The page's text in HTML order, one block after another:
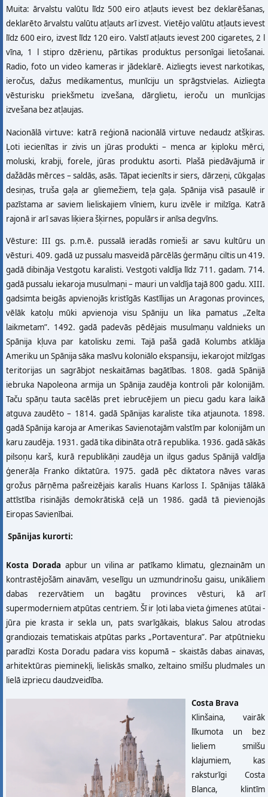
Muita: ārvalstu valūtu līdz 500 eiro atļauts ievest bez deklarēšanas,
deklarēto ārvalstu valūtu atļauts arī izvest. Vietējo valūtu atļauts ievest
līdz 600 eiro, izvest līdz 120 eiro. Valstī atļauts ievest 200 cigaretes, 2 l
vīna, 1 l stipro dzērienu, pārtikas produktus personīgai lietošanai.
Radio, foto un video kameras ir jādeklarē. Aizliegts ievest narkotikas,
ieročus, dažus medikamentus, munīciju un sprāgstvielas. Aizliegta
vēsturisku priekšmetu izvešana, dārglietu, ieroču un munīcijas
izvešana bez atļaujas.
Nacionālā virtuve: katrā reģionā nacionālā virtuve nedaudz atšķiras.
Ļoti iecienītas ir zivis un jūras produkti – menca ar ķiploku mērci,
moluski, krabji, forele, jūras produktu asorti. Plašā piedāvājumā ir
dažādās mērces – saldās, asās. Tāpat iecienīts ir siers, dārzeņi, cūkgaļas
desiņas, truša gaļa ar gliemežiem, teļa gaļa. Spānija visā pasaulē ir
pazīstama ar saviem lieliskajiem vīniem, kuru izvēle ir milzīga. Katrā
rajonā ir arī savas liķiera šķirnes, populārs ir anīsa degvīns.
Vēsture: III gs. p.m.ē. pussalā ieradās romieši ar savu kultūru un
vēsturi. 409. gadā uz pussalu masveidā pārcēlās ģermāņu ciltis un 419.
gadā dibināja Vestgotu karalisti. Vestgoti valdīja līdz 711. gadam. 714.
gadā pussalu iekaroja musulmaņi – mauri un valdīja tajā 800 gadu. XIII.
gadsimta beigās apvienojās kristīgās Kastīlijas un Aragonas provinces,
vēlāk katoļu mūki apvienoja visu Spāniju un lika pamatus „Zelta
laikmetam”. 1492. gadā padevās pēdējais musulmaņu valdnieks un
Spānija kļuva par katolisku zemi. Tajā pašā gadā Kolumbs atklāja
Ameriku un Spānija sāka masīvu koloniālo ekspansiju, iekarojot milzīgas
teritorijas un sagrābjot neskaitāmas bagātības. 1808. gadā Spānijā
iebruka Napoleona armija un Spānija zaudēja kontroli pār kolonijām.
Taču spāņu tauta sacēlās pret iebrucējiem un piecu gadu kara laikā
atguva zaudēto – 1814. gadā Spānijas karaliste tika atjaunota. 1898.
gadā Spānija karoja ar Amerikas Savienotajām valstīm par kolonijām un
karu zaudēja. 1931. gadā tika dibināta otrā republika. 1936. gadā sākās
pilsoņu karš, kurā republikāņi zaudēja un ilgus gadus Spānijā valdīja
ģenerāļa Franko diktatūra. 1975. gadā pēc diktatora nāves varas
grožus pārņēma pašreizējais karalis Huans Karloss I. Spānijas tālākā
attīstība risinājās demokrātiskā ceļā un 1986. gadā tā pievienojās
Eiropas Savienībai.
Spānijas kurorti:
Kosta Dorada apbur un vilina ar patīkamo klimatu, gleznainām un
kontrastējošām ainavām, veselīgu un uzmundrinošu gaisu, unikāliem
dabas rezervātiem un bagātu provinces vēsturi, kā arī
supermoderniem atpūtas centriem. Šī ir ļoti laba vieta ģimenes atūtai -
jūra pie krasta ir sekla un, pats svarīgākais, blakus Salou atrodas
grandiozais tematiskais atpūtas parks „Portaventura”. Par atpūtnieku
paradīzi Kosta Doradu padara viss kopumā – skaistās dabas ainavas,
arhitektūras pieminekļi, lieliskās smalko, zeltaino smilšu pludmales un
lielā izpriecu daudzveidība.
Costa Brava
Klinšaina, vairāk
līkumota un bez
lieliem smilšu
klajumiem, kas
raksturīgi Costa
Blanca, klintīm